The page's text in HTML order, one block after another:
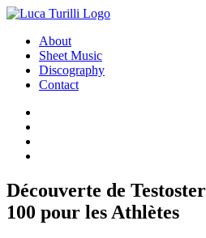
About
Sheet Music
Discography
Contact
Découverte de
100 pour les Athlètes